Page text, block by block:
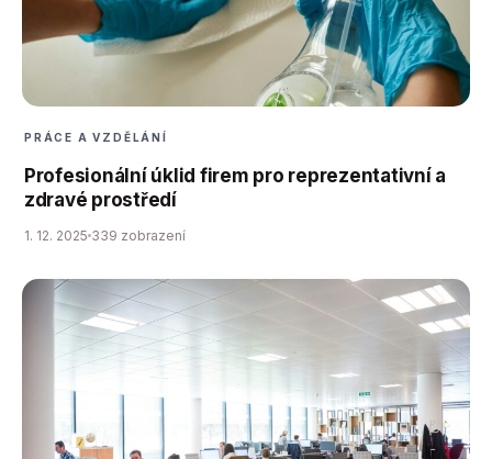
PRÁCE A VZDĚLÁNÍ
Profesionální úklid firem pro reprezentativní a
zdravé prostředí
1. 12. 2025 339 zobrazení